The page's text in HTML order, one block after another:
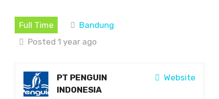
Full Time
Bandung
Posted 1 year ago
Website
PT PENGUIN
INDONESIA